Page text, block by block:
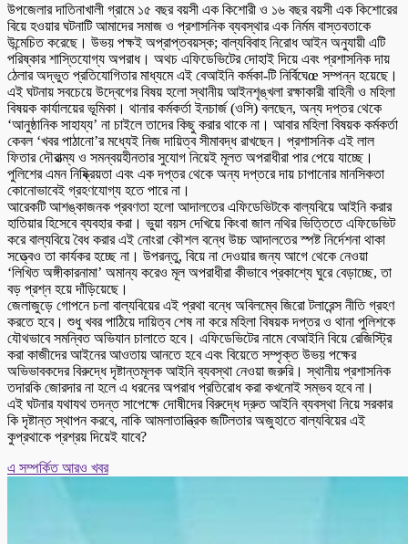
উপজেলার দাতিনাখালী গ্রামে ১৫ বছর বয়সী এক কিশোরী ও ১৬ বছর বয়সী এক কিশোরের
বিয়ে হওয়ার ঘটনাটি আমাদের সমাজ ও প্রশাসনিক ব্যবস্থার এক নির্মম বাস্তবতাকে
উন্মেচিত করেছে। উভয় পক্ষই অপ্রাপ্তবয়স্ক; বাল্যবিবাহ নিরোধ আইন অনুযায়ী এটি
পরিষ্কার শাস্তিযোগ্য অপরাধ। অথচ এফিডেভিটের দোহাই দিয়ে এবং প্রশাসনিক দায়
ঠেলার অদ্ভুত প্রতিযোগিতার মাধ্যমে এই বেআইনি কর্মকা-টি নির্বিঘেœ সম্পন্ন হয়েছে।
এই ঘটনায় সবচেয়ে উদ্বেগের বিষয় হলো স্থানীয় আইনশৃঙ্খলা রক্ষাকারী বাহিনী ও মহিলা
বিষয়ক কার্যালয়ের ভূমিকা। থানার কর্মকর্তা ইনচার্জ (ওসি) বলছেন, অন্য দপ্তর থেকে
‘আনুষ্ঠানিক সাহায্য’ না চাইলে তাদের কিছু করার থাকে না। আবার মহিলা বিষয়ক কর্মকর্তা
কেবল ‘খবর পাঠানো’র মধ্যেই নিজ দায়িত্ব সীমাবদ্ধ রাখছেন। প্রশাসনিক এই লাল
ফিতার দৌরাত্ম্য ও সমন্বয়হীনতার সুযোগ নিয়েই মূলত অপরাধীরা পার পেয়ে যাচ্ছে।
পুলিশের এমন নিষ্ক্রিয়তা এবং এক দপ্তর থেকে অন্য দপ্তরে দায় চাপানোর মানসিকতা
কোনোভাবেই গ্রহণযোগ্য হতে পারে না।
আরেকটি আশঙ্কাজনক প্রবণতা হলো আদালতের এফিডেভিটকে বাল্যবিয়ে আইনি করার
হাতিয়ার হিসেবে ব্যবহার করা। ভুয়া বয়স দেখিয়ে কিংবা জাল নথির ভিত্তিতে এফিডেভিট
করে বাল্যবিয়ে বৈধ করার এই নোংরা কৌশল বন্ধে উচ্চ আদালতের স্পষ্ট নির্দেশনা থাকা
সত্ত্বেও তা কার্যকর হচ্ছে না। উপরন্তু, বিয়ে না দেওয়ার জন্য আগে থেকে নেওয়া
‘লিখিত অঙ্গীকারনামা’ অমান্য করেও মূল অপরাধীরা কীভাবে প্রকাশ্যে ঘুরে বেড়াচ্ছে, তা
বড় প্রশ্ন হয়ে দাঁড়িয়েছে।
জেলাজুড়ে গোপনে চলা বাল্যবিয়ের এই প্রথা বন্ধে অবিলম্বে জিরো টলারেন্স নীতি গ্রহণ
করতে হবে। শুধু খবর পাঠিয়ে দায়িত্ব শেষ না করে মহিলা বিষয়ক দপ্তর ও থানা পুলিশকে
যৌথভাবে সমন্বিত অভিযান চালাতে হবে। এফিডেভিটের নামে বেআইনি বিয়ে রেজিস্ট্রি
করা কাজীদের আইনের আওতায় আনতে হবে এবং বিয়েতে সম্পৃক্ত উভয় পক্ষের
অভিভাবকদের বিরুদ্ধে দৃষ্টান্তমূলক আইনি ব্যবস্থা নেওয়া জরুরি। স্থানীয় প্রশাসনিক
তদারকি জোরদার না হলে এ ধরনের অপরাধ প্রতিরোধ করা কখনোই সম্ভব হবে না।
এই ঘটনার যথাযথ তদন্ত সাপেক্ষে দোষীদের বিরুদ্ধে দ্রুত আইনি ব্যবস্থা নিয়ে সরকার
কি দৃষ্টান্ত স্থাপন করবে, নাকি আমলাতান্ত্রিক জটিলতার অজুহাতে বাল্যবিয়ের এই
কুপ্রথাকে প্রশ্রয় দিয়েই যাবে?
এ সম্পর্কিত আরও খবর